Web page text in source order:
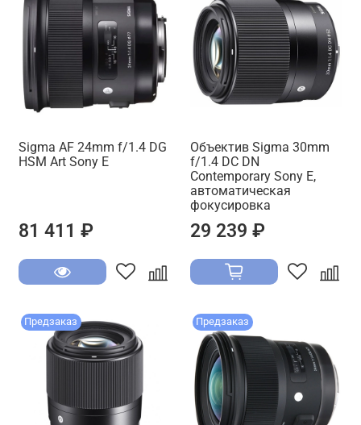
Sigma AF 24mm f/1.4 DG
HSM Art Sony E
81 411 ₽
Объектив Sigma 30mm
f/1.4 DC DN
Contemporary Sony E,
автоматическая
фокусировка
29 239 ₽
Предзаказ Предзаказ